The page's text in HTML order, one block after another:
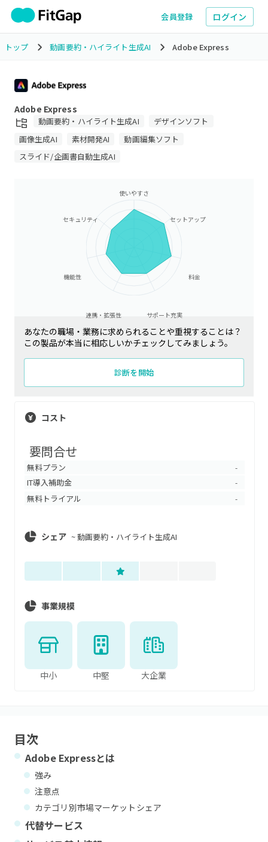
会員登録 ログイン
トップ 動画要約・ハイライト生成AI Adobe Express
Adobe Express
動画要約・ハイライト生成AI
デザインソフト
画像生成AI
素材開発AI
動画編集ソフト
スライド/企画書自動生成AI
使いやすさ
セットアップ
料金
サポート充実
連携・拡張性
機能性
セキュリティ
あなたの職場・業務に求められることや重視することは？
この製品が本当に相応しいかチェックしてみましょう。
診断を開始
コスト
要問合せ
無料プラン -
IT導入補助金 -
無料トライアル -
シェア ~動画要約・ハイライト生成AI
事業規模
中小 中堅 大企業
目次
Adobe Expressとは
強み
注意点
カテゴリ別市場マーケットシェア
代替サービス